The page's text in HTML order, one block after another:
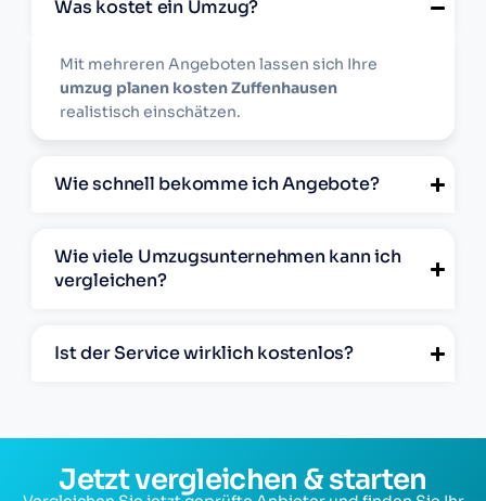
Was kostet ein Umzug?
Mit mehreren Angeboten lassen sich Ihre
umzug planen kosten Zuffenhausen
realistisch einschätzen.
Wie schnell bekomme ich Angebote?
Wie viele Umzugsunternehmen kann ich
vergleichen?
Ist der Service wirklich kostenlos?
Jetzt vergleichen & starten